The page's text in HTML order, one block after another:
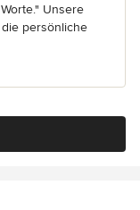
Unsere
persönliche